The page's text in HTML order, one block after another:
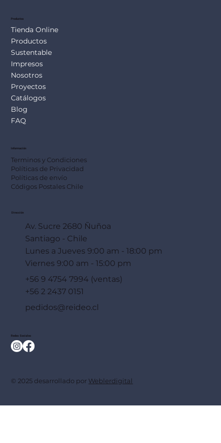
Productos
Tienda Online
Productos
Sustentable
Impresos
Nosotros
Proyectos
Catálogos
Blog
FAQ
Información
Terminos y Condiciones
Políticas de Privacidad
Políticas de envío
Códigos Postales Chile
Dirección
Av. Sucre 2680 Ñuñoa
Santiago - Chile
Lunes a Jueves 9:00 am - 18:00 pm
Viernes 9:00 am - 15:00 pm
+56 9 4754 7994 (ventas)
+56 2 2437 0151
pedidos@reideo.cl
Redes Sociales
© 2025 desarrollado por Weblerdigital